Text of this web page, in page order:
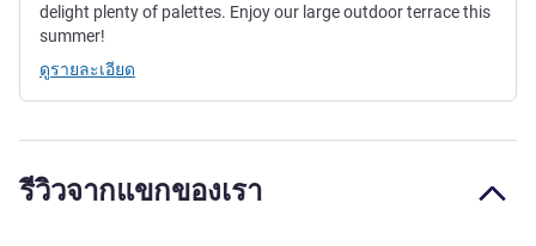
delight plenty of palettes. Enjoy our large outdoor terrace this
summer!
ดูรายละเอียด
รีวิวจากแขกของเรา